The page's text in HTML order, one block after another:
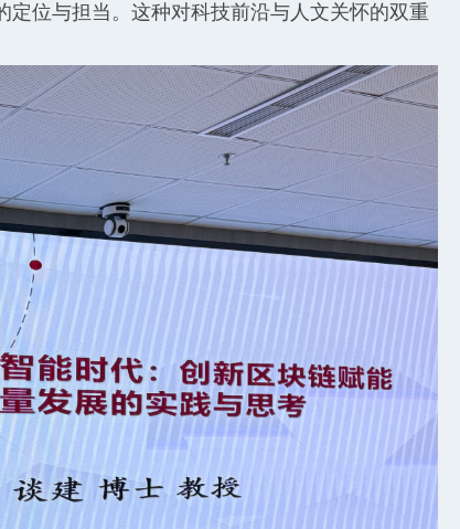
位与担当。这种对科技前沿与人文关怀的双重